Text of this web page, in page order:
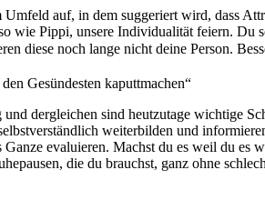
Umfeld auf, in dem suggeriert wird, dass
wie Pippi, unsere Individualität feiern. Du
diese noch lange nicht deine Person.
Gesündesten kaputtmachen“
dergleichen sind heutzutage wichtige
weiterbilden und
evaluieren. Machst du es weil du
die du brauchst, ganz ohne